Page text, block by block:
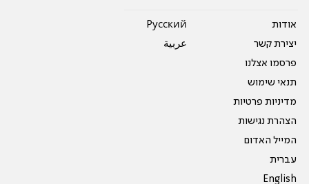
אודות
יצירת קשר
פרסמו אצלנו
תנאי שימוש
מדיניות פרטיות
הצהרת נגישות
המייל האדום
עברית
English
Pусский
عربية